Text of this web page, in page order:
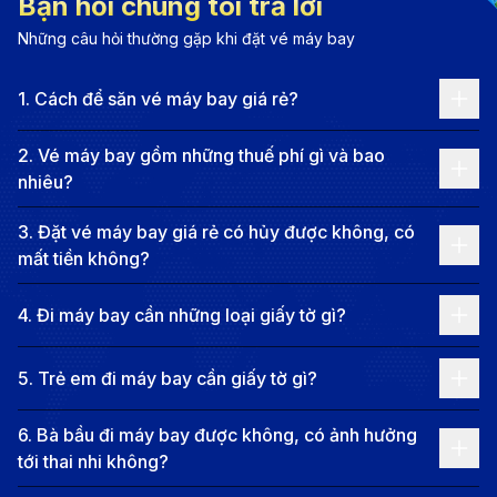
và Dinh Độc Lập, những di sản phản ánh quá trình
Bên cạnh đó, TP. Hồ Chí Minh là nơi sinh sống của
nhiều dân tộc và cộng đồng khác nhau, tạo nên một
bức tranh văn hóa phong phú và đa dạng. Các lễ hội
truyền thống như Tết Nguyên Đán, Tết Trung Thu
hay các sự kiện quốc tế được tổ chức thường xuyên,
thu hút đông đảo người dân và du khách tham gia. Ẩm
thực Sài Gòn cũng là một phần không thể thiếu trong
bản sắc văn hóa của thành phố. Từ các món ăn
đường phố như phở, hủ tiếu, bánh mì đến các món ăn
đậm chất miền Nam, tất cả đều phản ánh sự giao thoa
giữa các nền văn hóa, tạo nên một hương vị riêng
biệt, khó quên.
Những câu hỏi thường gặp khi đặt vé máy bay
1. Cách để săn vé máy bay giá rẻ?
2. Vé máy bay gồm những thuế phí gì và bao
nhiêu?
3. Đặt vé máy bay giá rẻ có hủy được không, có
mất tiền không?
4. Đi máy bay cần những loại giấy tờ gì?
5. Trẻ em đi máy bay cần giấy tờ gì?
6. Bà bầu đi máy bay được không, có ảnh hưởng
tới thai nhi không?